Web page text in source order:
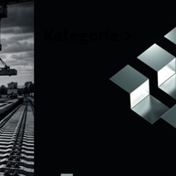
Z życia miasta